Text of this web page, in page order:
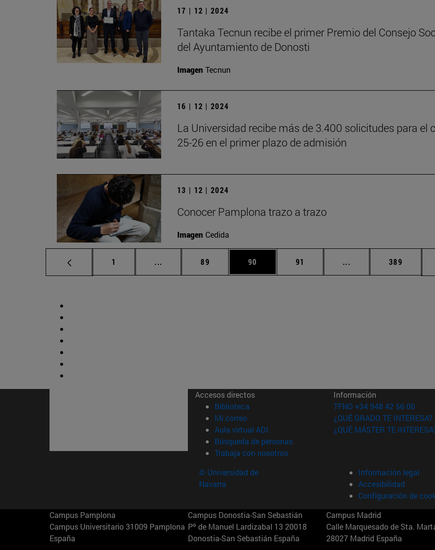
17 | 12 | 2024
Tantaka Tecnun recibe el primer Premio del Consejo
del Ayuntamiento de Donosti
Imagen Tecnun
16 | 12 | 2024
La Universidad recibe más de 3.400 solicitudes para el
25-26 en el primer plazo de admisión
13 | 12 | 2024
Conocer Pamplona trazo a trazo
Imagen Cedida
Página
1 ... Páginas intermedias Use TAB para desplazarse.
Página
89 Página
90 Página
91 ... Páginas intermedias
Página
389
Accesos directos
Biblioteca (abre en nueva ventana)
Mi correo(abre en nueva ventana)
Aula virtual ADI (abre en nueva ventana)
Búsqueda de personas(abre en nueva ventana)
Trabaja con nosotros(abre en nueva ventana)
Información
TFNO +34 948 42 56 00
¿QUÉ GRADO TE INTERESA?
¿QUÉ MÁSTER TE
© Universidad de
Navarra
Información legal
Accesibilidad
Configuración de
Campus Pamplona
Campus Universitario 31009 Pamplona
España
Campus Donostia-San Sebastián
Pº de Manuel Lardizabal 13 20018
Donostia-San Sebastián España
Campus Madrid
Calle Marquesado de Sta.
28027 Madrid España